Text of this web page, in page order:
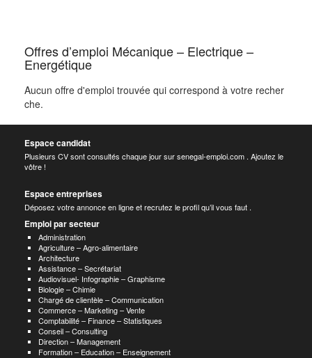
Offres d’emploi Mécanique – Electrique –
Energétique
Aucun offre d'emploi trouvée qui correspond à votre recher
che.
Espace candidat
Plusieurs CV sont consultés chaque jour sur senegal-emploi.com . Ajoutez le
vôtre !
Espace entreprises
Déposez votre annonce en ligne et recrutez le profil qu’il vous faut .
Emploi par secteur
Administration
Agriculture – Agro-alimentaire
Architecture
Assistance – Secrétariat
Audiovisuel- Infographie – Graphisme
Biologie – Chimie
Chargé de clientèle – Communication
Commerce – Marketing – Vente
Comptabilité – Finance – Statistiques
Conseil – Consulting
Direction – Management
Formation – Education – Enseignement